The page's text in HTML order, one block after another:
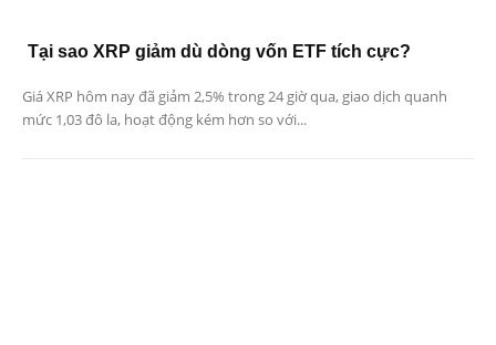
Tại sao XRP giảm dù dòng vốn ETF tích cực?
Giá XRP hôm nay đã giảm 2,5% trong 24 giờ qua, giao dịch quanh
mức 1,03 đô la, hoạt động kém hơn so với...